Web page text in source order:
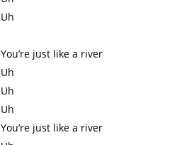
Uh
You’re just like a river
Uh
Uh
Uh
You’re just like a river